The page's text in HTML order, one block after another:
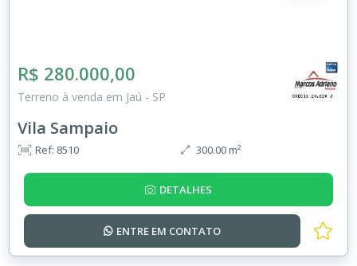
R$ 280.000,00
Terreno à venda em Jaú - SP
Vila Sampaio
Ref: 8510 300.00 m²
DETALHES
ENTRE EM CONTATO